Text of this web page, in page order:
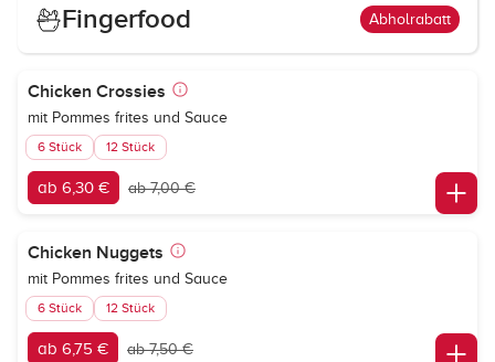
Fingerfood Abholrabatt
Chicken Crossies
mit Pommes frites und Sauce
6 Stück 12 Stück
ab 6,30 € ab 7,00 €
Chicken Nuggets
mit Pommes frites und Sauce
6 Stück 12 Stück
ab 6,75 € ab 7,50 €